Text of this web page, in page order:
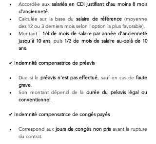
Accordée aux salariés en CDI justifiant d’au moins 8 mois
d’ancienneté.
Calculée sur la base du salaire de référence (moyenne
des 12 ou 3 derniers mois selon l’option la plus favorable).
Montant : 1/4 de mois de salaire par année d’ancienneté
jusqu’à 10 ans, puis 1/3 de mois de salaire au-delà de 10
ans.
✔ Indemnité compensatrice de préavis
Due si le préavis n’est pas effectué, sauf en cas de faute
grave.
Son montant dépend de la durée du préavis légal ou
conventionnel.
✔ Indemnité compensatrice de congés payés
Correspond aux jours de congés non pris avant la rupture
du contrat.